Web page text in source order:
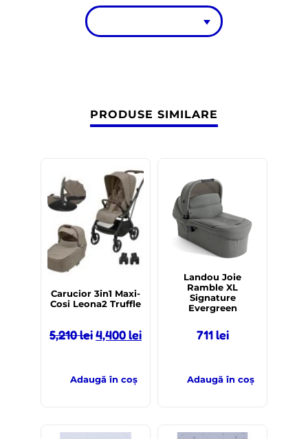
PRODUSE SIMILARE
Carucior 3in1 Maxi-
Cosi Leona2 Truffle
5,210lei4,400lei
Adaugă în coș
Landou Joie
Ramble XL
Signature
Evergreen
711lei
Adaugă în coș